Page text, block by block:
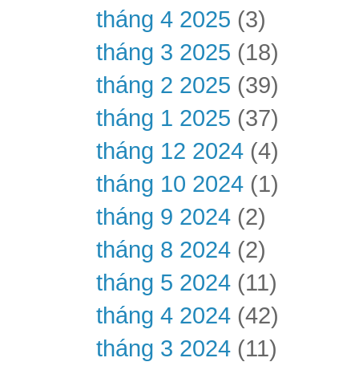
tháng 4 2025 (3)
tháng 3 2025 (18)
tháng 2 2025 (39)
tháng 1 2025 (37)
tháng 12 2024 (4)
tháng 10 2024 (1)
tháng 9 2024 (2)
tháng 8 2024 (2)
tháng 5 2024 (11)
tháng 4 2024 (42)
tháng 3 2024 (11)